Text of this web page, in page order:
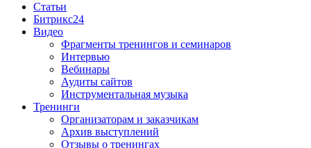
Статьи
Битрикс24
Видео
Фрагменты тренингов и семинаров
Интервью
Вебинары
Аудиты сайтов
Инструментальная музыка
Тренинги
Организаторам и заказчикам
Архив выступлений
Отзывы о тренингах